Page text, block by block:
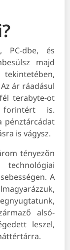
PC-dbe, és
majd
ár ráadásul
terabyte-ot
is.
pénztárcádat
is vágysz.
tényezőn
A
alsó-
leszel,